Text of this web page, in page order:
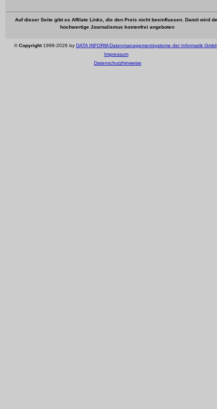
Auf dieser Seite gibt es Affilate Links, die den Preis nicht beeinflussen. Damit wird
hochwertige Journalismus kostenfrei angeboten
©Copyright1998-2026 by DATA INFORM-Datenmanagementsysteme der Informatik
Impressum
Datenschutzhinweise